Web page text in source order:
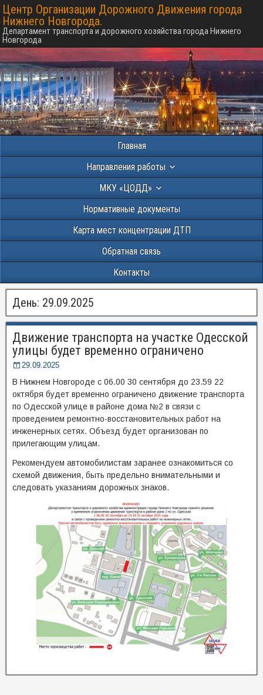
Центр Организации Дорожного Движения города
Нижнего Новгорода.
Департамент транспорта и дорожного хозяйства города Нижнего
Новгорода
Главная
Направления работы
МКУ «ЦОДД»
Нормативные документы
Карта мест концентрации ДТП
Обратная связь
Контакты
День: 29.09.2025
Движение транспорта на участке Одесской
улицы будет временно ограничено
29.09.2025
В Нижнем Новгороде с 06.00 30 сентября до 23.59 22
октября будет временно ограничено движение транспорта
по Одесской улице в районе дома №2 в связи с
проведением ремонтно-восстановительных работ на
инженерных сетях. Объезд будет организован по
прилегающим улицам.
Рекомендуем автомобилистам заранее ознакомиться со
схемой движения, быть предельно внимательными и
следовать указаниям дорожных знаков.